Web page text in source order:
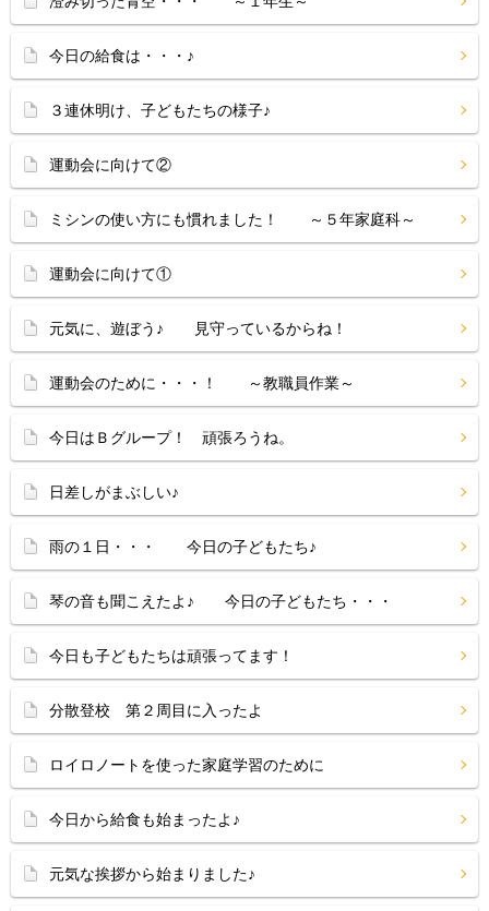
今日の給食は・・・♪
３連休明け、子どもたちの様子♪
運動会に向けて②
ミシンの使い方にも慣れました！ ～５年家庭科～
運動会に向けて①
元気に、遊ぼう♪ 見守っているからね！
運動会のために・・・！ ～教職員作業～
今日はＢグループ！ 頑張ろうね。
日差しがまぶしい♪
雨の１日・・・ 今日の子どもたち♪
琴の音も聞こえたよ♪ 今日の子どもたち・・・
今日も子どもたちは頑張ってます！
分散登校 第２周目に入ったよ
ロイロノートを使った家庭学習のために
今日から給食も始まったよ♪
元気な挨拶から始まりました♪